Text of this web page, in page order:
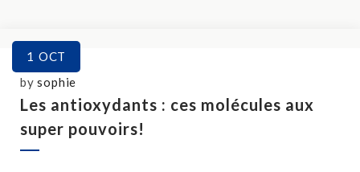
1 OCT
bysophie
Les antioxydants : ces molécules aux
super pouvoirs!